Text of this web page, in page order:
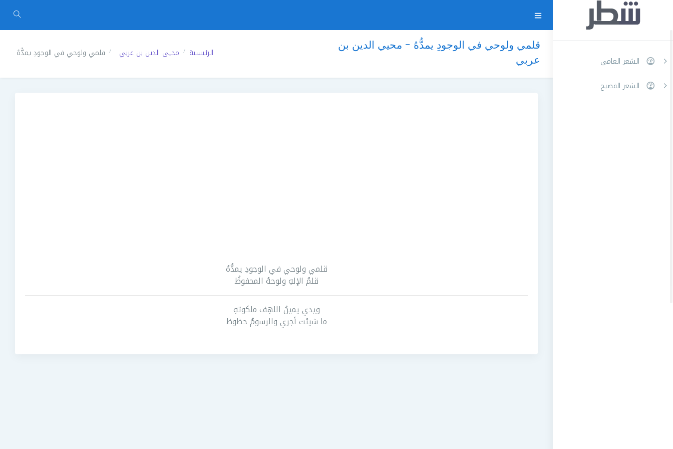
الشعر العامي
الشعر الفصيح
قلمي ولوحي في الوجودِ يمدُّهُ - محيي الدين بن
عربي
الرئيسية محيي الدين بن عربي قلمي ولوحي في الوجودِ يمدُّهُ
قلمي ولوحي في الوجودِ يمدُّهُ
قلمُ الإلهِ ولوحهُ المحفوظُ
ويدي يمينُ اللهِف ملكوتهِ
ما شيئت أجري والرسومُ حظوظ